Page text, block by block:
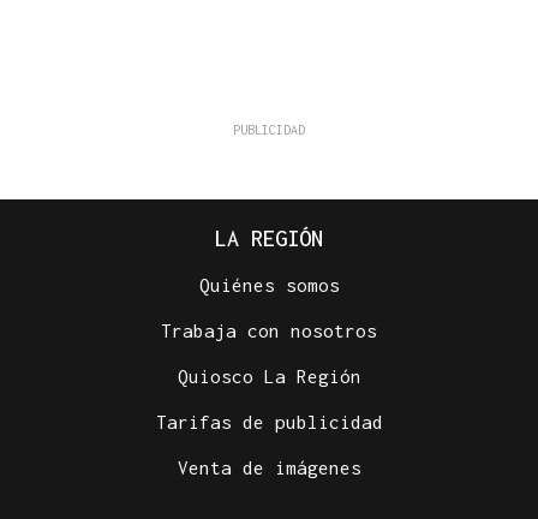
LA REGIÓN
Quiénes somos
Trabaja con nosotros
Quiosco La Región
Tarifas de publicidad
Venta de imágenes